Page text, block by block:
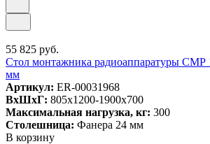
55 825 руб.
Стол монтажника радиоаппаратуры СМР
мм
Артикул: ER-00031968
ВxШxГ: 805x1200-1900x700
Максимальная нагрузка, кг: 300
Столешница: Фанера 24 мм
В корзину